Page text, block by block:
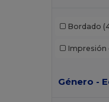
Bordado
Impresión
Género -